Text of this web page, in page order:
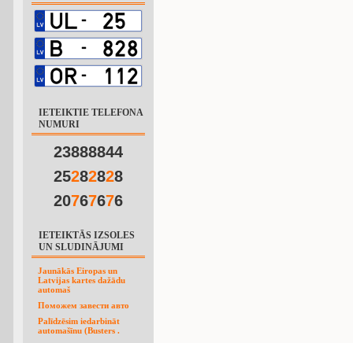
IETEIKTIE TELEFONA
NUMURI
23888844
25282828
20767676
IETEIKTĀS IZSOLES
UN SLUDINĀJUMI
Jaunākās Eiropas un
Latvijas kartes dažādu
automaš
Поможем завести авто
Palīdzēsim iedarbināt
automašīnu (Busters .